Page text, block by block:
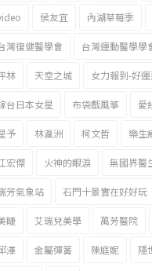
侯友宜 內湖草莓季
灣復健醫學會 台灣運動醫學學
林 天空之城 女力報到-好運
台日本女星 布袋戲風箏 愛
予 林瀛洲 柯文哲 樂生
宏傑 火神的眼淚 無國界醫
芳氣象站 石門十景實在好好玩
睫 艾瑞兒美學 萬芳醫院
澤 金屬彈簧 陳庭妮 隱